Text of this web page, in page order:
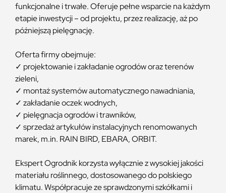
funkcjonalne i trwałe. Oferuje pełne wsparcie na każdym
etapie inwestycji – od projektu, przez realizację, aż po
późniejszą pielęgnację.
Oferta firmy obejmuje:
✓ projektowanie i zakładanie ogrodów oraz terenów
zieleni,
✓ montaż systemów automatycznego nawadniania,
✓ zakładanie oczek wodnych,
✓ pielęgnacja ogrodów i trawników,
✓ sprzedaż artykułów instalacyjnych renomowanych
marek, m.in. RAIN BIRD, EBARA, ORBIT.
Ekspert Ogrodnik korzysta wyłącznie z wysokiej jakości
materiału roślinnego, dostosowanego do polskiego
klimatu. Współpracuje ze sprawdzonymi szkółkami i